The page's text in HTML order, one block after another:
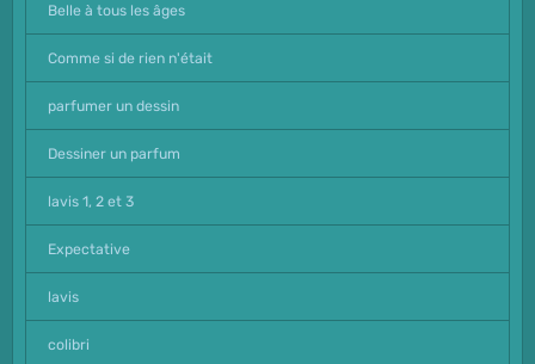
Belle à tous les âges
Comme si de rien n'était
parfumer un dessin
Dessiner un parfum
lavis 1, 2 et 3
Expectative
lavis
colibri